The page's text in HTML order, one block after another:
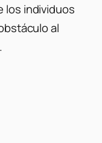
los individuos
al